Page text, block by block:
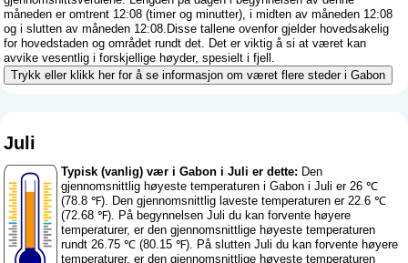
måneden er omtrent 12:08 (timer og minutter), i midten av måneden 12:08
og i slutten av måneden 12:08.Disse tallene ovenfor gjelder hovedsakelig
for hovedstaden og området rundt det. Det er viktig å si at været kan
avvike vesentlig i forskjellige høyder, spesielt i fjell.
Trykk eller klikk her for å se informasjon om været flere steder i Gabon
Juli
Typisk (vanlig) vær i Gabon i Juli er dette: Den
gjennomsnittlig høyeste temperaturen i Gabon i Juli er 26 ℃
(78.8 ℉). Den gjennomsnittlig laveste temperaturen er 22.6 ℃
(72.68 ℉). På begynnelsen Juli du kan forvente høyere
temperaturer, er den gjennomsnittlige høyeste temperaturen
rundt 26.75 ℃ (80.15 ℉). På slutten Juli du kan forvente høyere
temperaturer, er den gjennomsnittlige høyeste temperaturen